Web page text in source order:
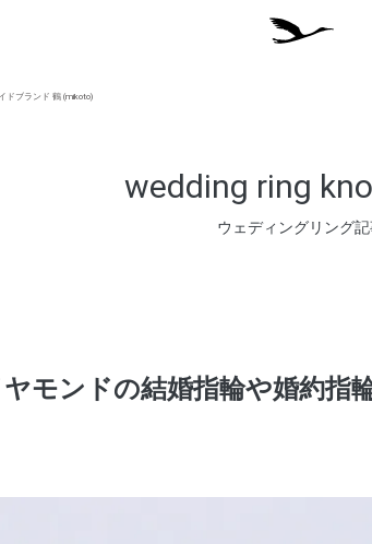
ドブランド 鶴 (mikoto)
wedding ring
ウェディングリング
モンドの結婚指輪や婚約指